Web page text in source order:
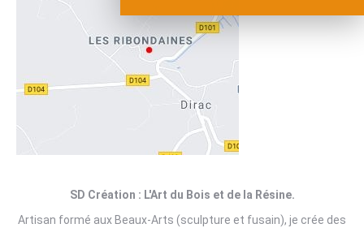
SD Création : L'Art du Bois et de la Résine.
Artisan formé aux Beaux-Arts (sculpture et fusain), je crée des